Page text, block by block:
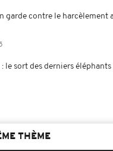
garde contre le harcèlement
le sort des derniers
THÈME